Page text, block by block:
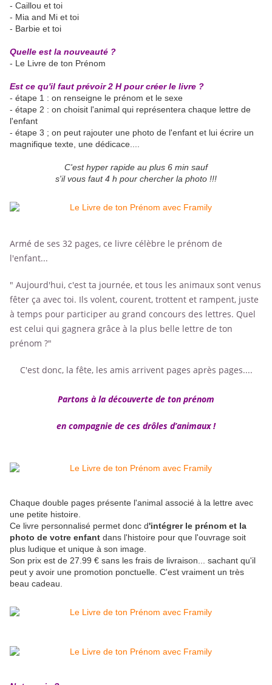
- Caillou et toi
- Mia and Mi et toi
- Barbie et toi
Quelle est la nouveauté ?
- Le Livre de ton Prénom
Est ce qu'il faut prévoir 2 H pour créer le livre ?
- étape 1 : on renseigne le prénom et le sexe
- étape 2 : on choisit l'animal qui représentera chaque lettre de
l'enfant
- étape 3 ; on peut rajouter une photo de l'enfant et lui écrire un
magnifique texte, une dédicace....
C'est hyper rapide au plus 6 min sauf
s'il vous faut 4 h pour chercher la photo !!!
Armé de ses 32 pages, ce livre célèbre le prénom de
l'enfant...
" Aujourd'hui, c'est ta journée, et tous les animaux sont venus
fêter ça avec toi. Ils volent, courent, trottent et rampent, juste
à temps pour participer au grand concours des lettres. Quel
est celui qui gagnera grâce à la plus belle lettre de ton
prénom ?"
C'est donc, la fête, les amis arrivent pages après pages....
Partons à la découverte de ton prénom
en compagnie de ces drôles d’animaux !
Chaque double pages présente l'animal associé à la lettre avec
une petite histoire.
Ce livre personnalisé permet donc d'intégrer le prénom et la
photo de votre enfant dans l'histoire pour que l'ouvrage soit
plus ludique et unique à son image.
Son prix est de 27.99 € sans les frais de livraison... sachant qu'il
peut y avoir une promotion ponctuelle. C'est vraiment un très
beau cadeau.